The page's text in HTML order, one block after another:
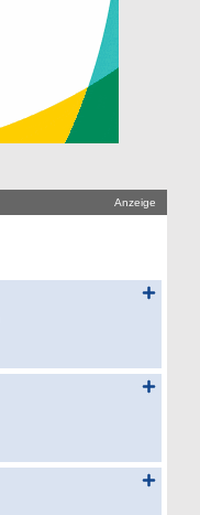
Anzeige